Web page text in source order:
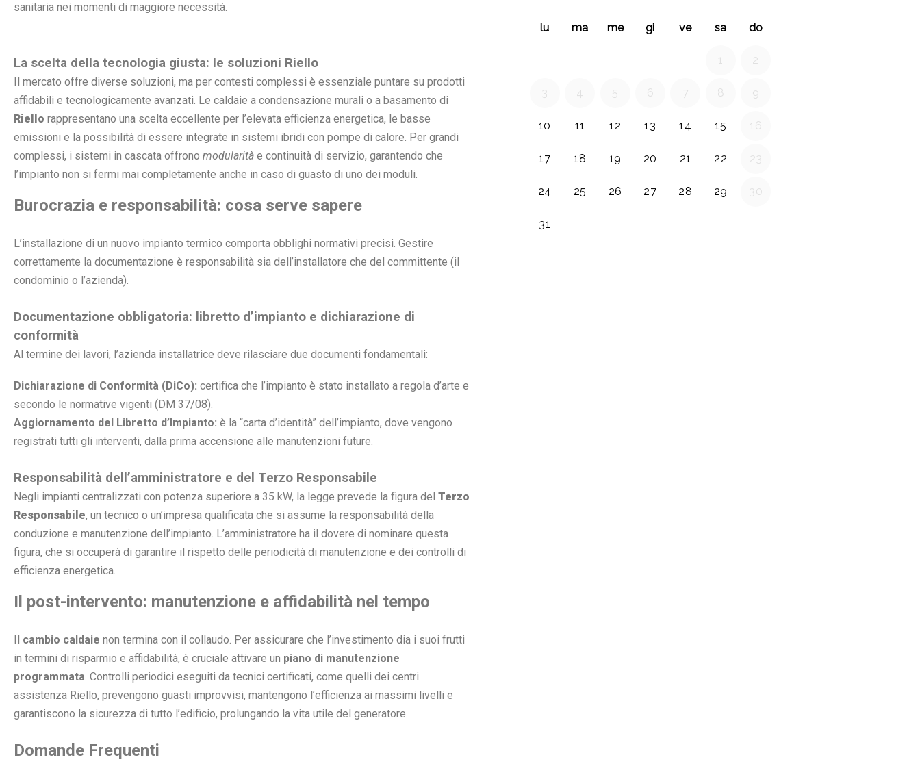
sanitaria nei momenti di maggiore necessità.
La scelta della tecnologia giusta: le soluzioni Riello
Il mercato offre diverse soluzioni, ma per contesti complessi è essenziale puntare su prodotti
affidabili e tecnologicamente avanzati. Le caldaie a condensazione murali o a basamento di
Riello rappresentano una scelta eccellente per l’elevata efficienza energetica, le basse
emissioni e la possibilità di essere integrate in sistemi ibridi con pompe di calore. Per grandi
complessi, i sistemi in cascata offrono modularità e continuità di servizio, garantendo che
l’impianto non si fermi mai completamente anche in caso di guasto di uno dei moduli.
Burocrazia e responsabilità: cosa serve sapere
L’installazione di un nuovo impianto termico comporta obblighi normativi precisi. Gestire
correttamente la documentazione è responsabilità sia dell’installatore che del committente (il
condominio o l’azienda).
Documentazione obbligatoria: libretto d’impianto e dichiarazione di
conformità
Al termine dei lavori, l’azienda installatrice deve rilasciare due documenti fondamentali:
Dichiarazione di Conformità (DiCo): certifica che l’impianto è stato installato a regola d’arte e
secondo le normative vigenti (DM 37/08).
Aggiornamento del Libretto d’Impianto: è la “carta d’identità” dell’impianto, dove vengono
registrati tutti gli interventi, dalla prima accensione alle manutenzioni future.
Responsabilità dell’amministratore e del Terzo Responsabile
Negli impianti centralizzati con potenza superiore a 35 kW, la legge prevede la figura del Terzo
Responsabile, un tecnico o un’impresa qualificata che si assume la responsabilità della
conduzione e manutenzione dell’impianto. L’amministratore ha il dovere di nominare questa
figura, che si occuperà di garantire il rispetto delle periodicità di manutenzione e dei controlli di
efficienza energetica.
Il post-intervento: manutenzione e affidabilità nel tempo
Il cambio caldaie non termina con il collaudo. Per assicurare che l’investimento dia i suoi frutti
in termini di risparmio e affidabilità, è cruciale attivare un piano di manutenzione
programmata . Controlli periodici eseguiti da tecnici certificati, come quelli dei centri
assistenza Riello, prevengono guasti improvvisi, mantengono l’efficienza ai massimi livelli e
garantiscono la sicurezza di tutto l’edificio, prolungando la vita utile del generatore.
Domande Frequenti